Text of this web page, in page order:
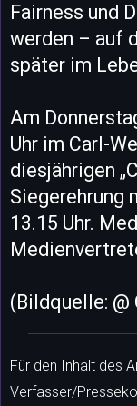
Fairness und
werden – auf
später im
Am
Uhr im Carl-
diesjährigen
Siegerehrung
13.15 Uhr.
(Bildquelle: @
Für den Inhalt des
Verfasser/